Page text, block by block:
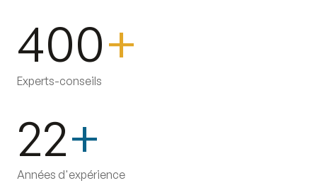
400+
Experts-conseils
22+
Années d'expérience